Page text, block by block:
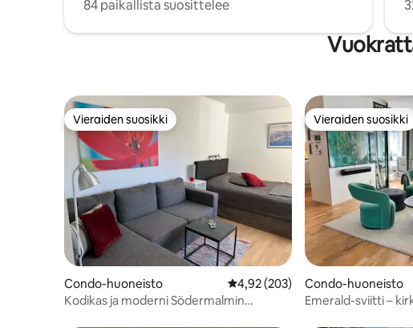
84 paikallista suosittelee
Vieraiden suosikki
Vieraiden suosikki
Condo-huoneisto Keskimääräinen arvio 4,92/5, 203
4,92 (203)
Kodikas ja moderni Södermalmin
Vieraiden suosikki
Vieraiden suosikki
Condo-huoneisto
Emerald-sviitti –